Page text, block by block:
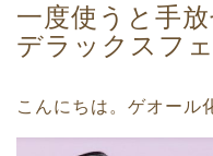
一度使うと手
デラックスフ
こんにちは。ゲオール